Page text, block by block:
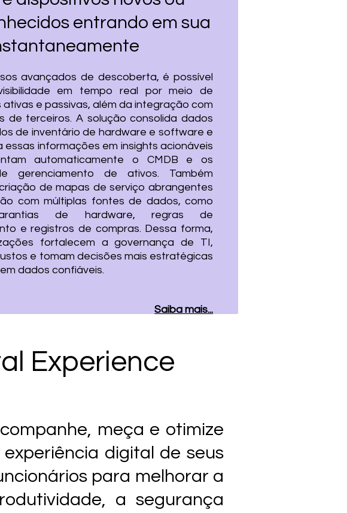
entrando em sua
avançados de descoberta, é possível
em tempo real por meio de
ativas e passivas, além da integração com
de terceiros. A solução consolida dados
de inventário de hardware e software e
essas informações em insights acionáveis
automaticamente o CMDB e os
gerenciamento de ativos. Também
de mapas de serviço abrangentes
com múltiplas fontes de dados, como
de hardware, regras de
e registros de compras. Dessa forma,
fortalecem a governança de TI,
e tomam decisões mais estratégicas
dados confiáveis.
Saiba mais...
Experience
meça e otimize
experiência digital de seus
para melhorar a
a segurança